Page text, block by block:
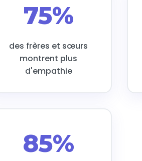
75%
des frères et sœurs
montrent plus
d'empathie
85%